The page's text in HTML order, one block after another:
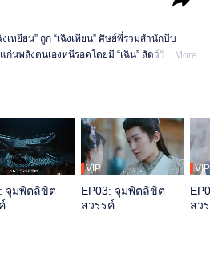
งเหยียน” ถูก “เฉิงเทียน” ศิษย์พี่ร่วมสำนักบีบ
ก่นพลังตนเองหนีรอดโดยมี “เฉิน” สัตว์วิญญาณ
More
จุมพิตลิขิต
VIP
EP03: จุมพิตลิขิต
สวรรค์
VIP
สว